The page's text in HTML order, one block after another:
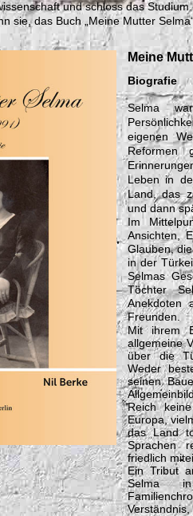
und schloss das
sie, das Buch „Meine Mutter
Meine
Biografie
Selma
eigenen
Reformen
Leben in
Land, das
und dann
Im
Ansichten,
Glauben,
in der
Selmas
Töchter
Anekdoten
Freunden.
Mit ihrem
allgemeine
über die
Weder
seinen
Reich
Europa,
das Land
Sprachen
friedlich
Ein Tribut
Selma